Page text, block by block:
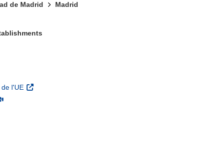
de Madrid Madrid
une nouvelle fenêtre)
l'UE (s’ouvre dans une nouvelle fenêtre)
dans une nouvelle fenêtre)